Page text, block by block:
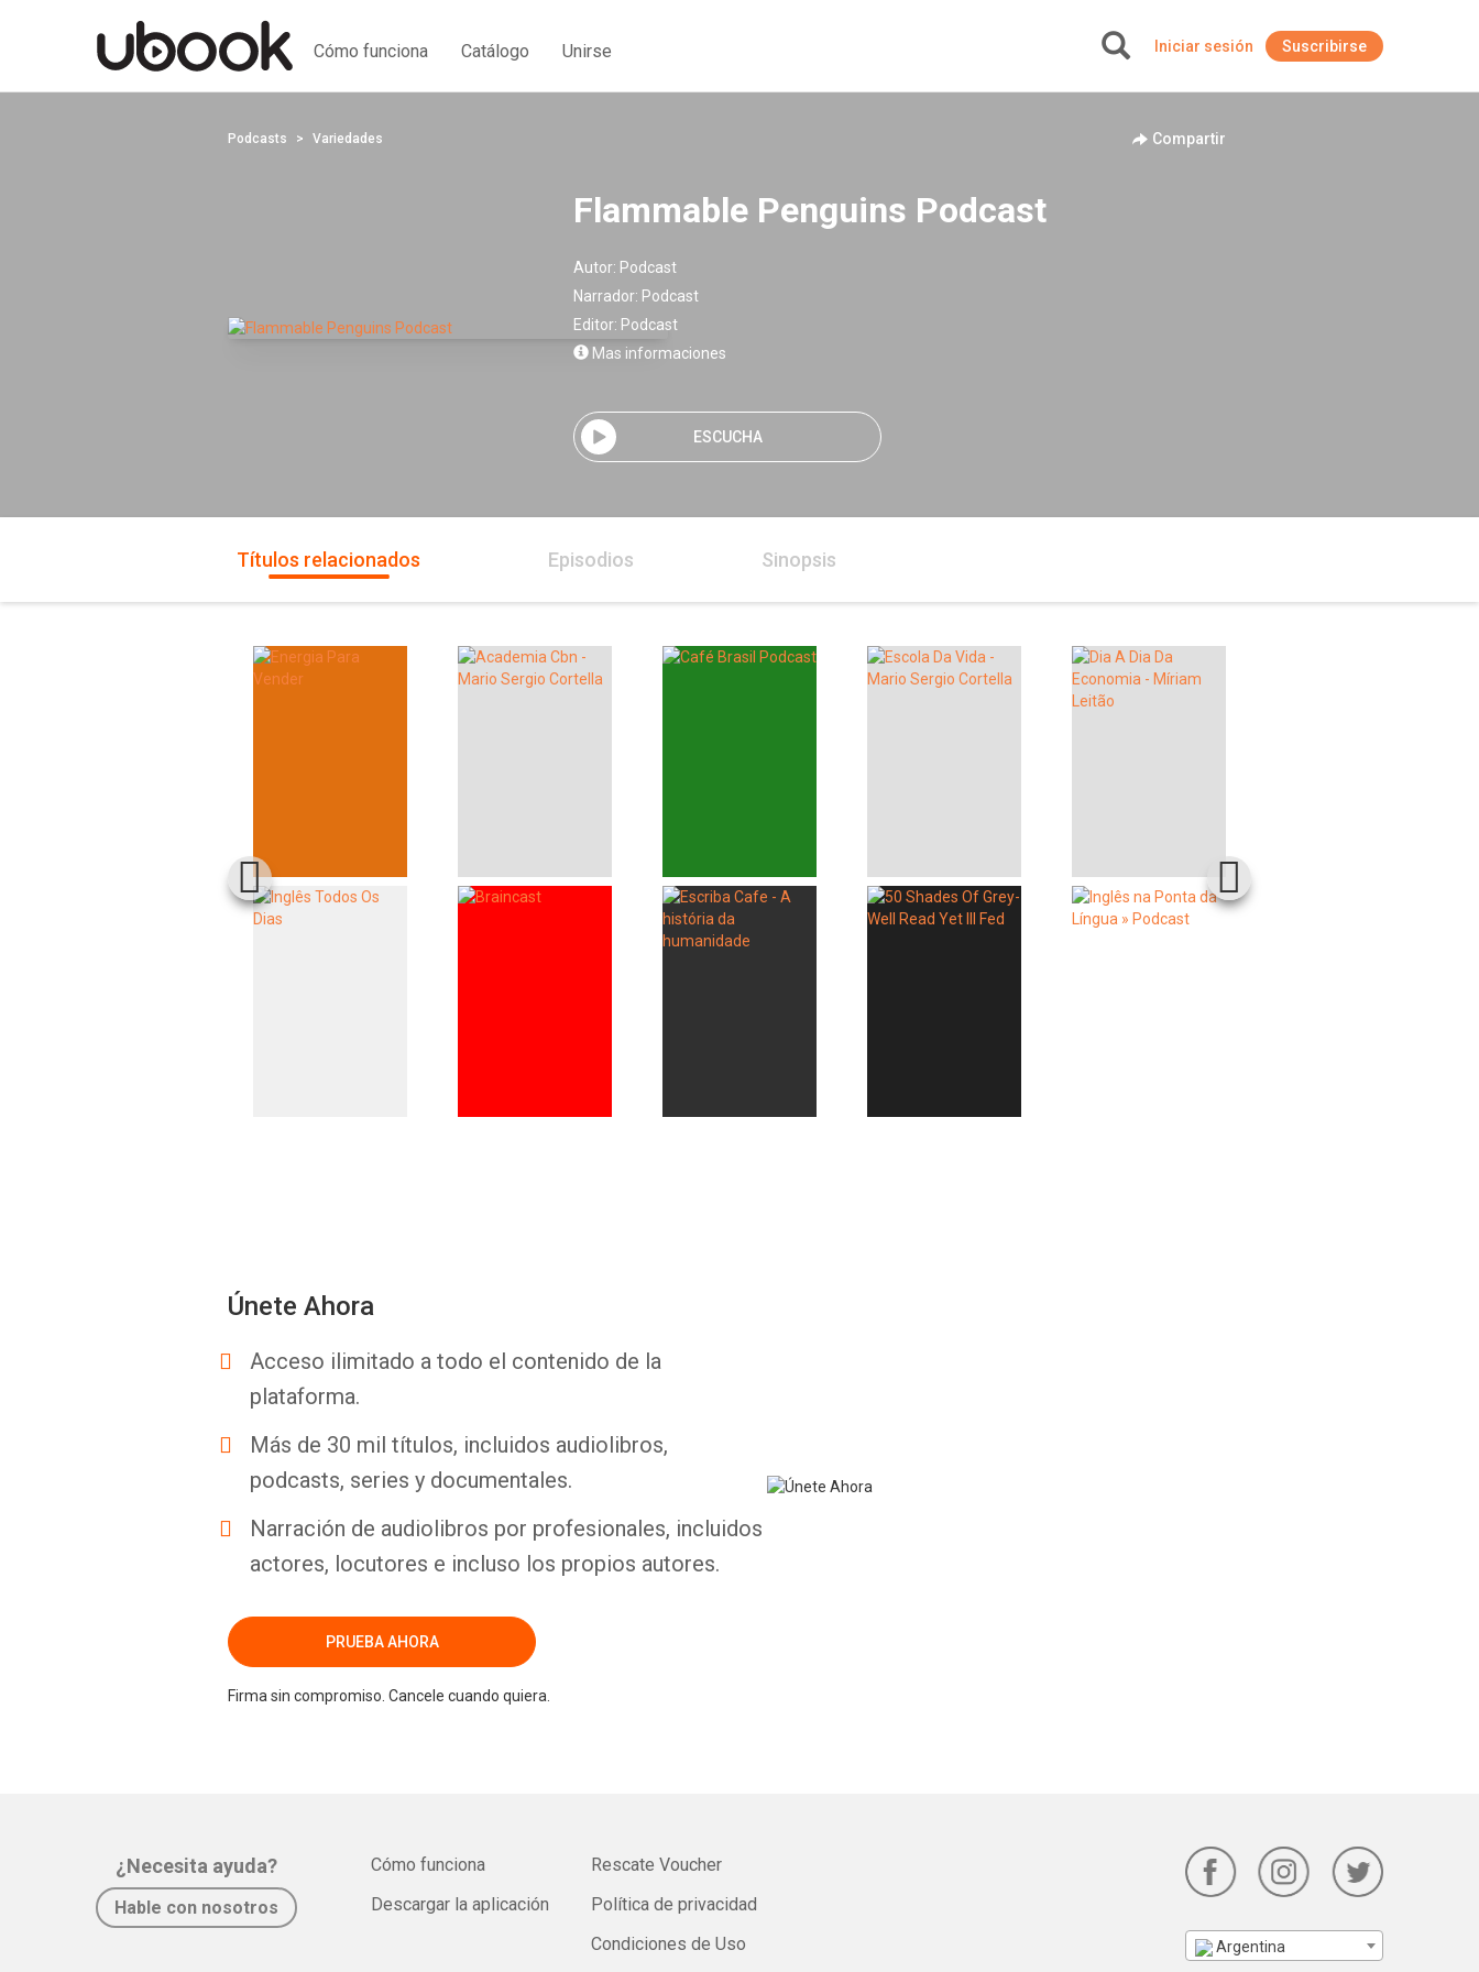
Cómo funciona Catálogo Unirse Iniciar sesión Suscribirse
Podcasts Variedades Compartir
Flammable Penguins Podcast
Autor: Podcast
Narrador: Podcast
Editor: Podcast
Mas informaciones
ESCUCHA
Títulos relacionados Episodios Sinopsis
Únete Ahora
Acceso ilimitado a todo el contenido de la
plataforma.
Más de 30 mil títulos, incluidos audiolibros,
podcasts, series y documentales.
Narración de audiolibros por profesionales, incluidos
actores, locutores e incluso los propios autores.
PRUEBA AHORA
Firma sin compromiso. Cancele cuando quiera.
¿Necesita ayuda?
Hable con nosotros
Cómo funciona
Descargar la aplicación
Rescate Voucher
Política de privacidad
Condiciones de Uso
Argentina